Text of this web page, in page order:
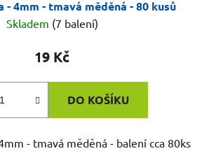
- 4mm - tmavá měděná - 80 kusů
Skladem (7 balení)
19 Kč
DO KOŠÍKU
- tmavá měděná - balení cca 80ks